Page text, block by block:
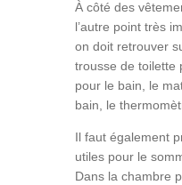
À côté des
l’autre point très
on doit retrouver
trousse de toilette
pour le bain, le
bain, le
Il faut également
utiles pour le
Dans la chambre